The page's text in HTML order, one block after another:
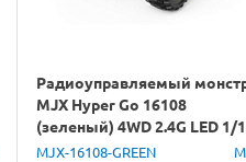
Радиоуправляемый
MJX Hyper Go 16108
(зеленый) 4WD 2.4G LED 1/
RTR
MJX-16108-GREEN